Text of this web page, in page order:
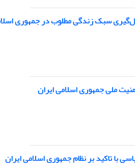
سبک زندگی مطلوب در جمهوری
ملی جمهوری اسلامی ایران
تاکید بر نظام جمهوری اسلامی ایران